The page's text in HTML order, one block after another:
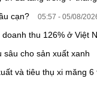
cạn?
05:57 - 05/08/
thu 126% ở Việt
cho sản xuất xanh
và tiêu thụ xi măng